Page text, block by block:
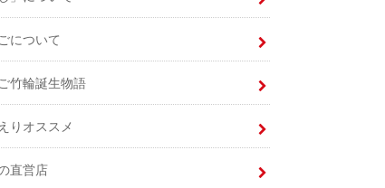
について
竹輪誕生物語
りオススメ
直営店